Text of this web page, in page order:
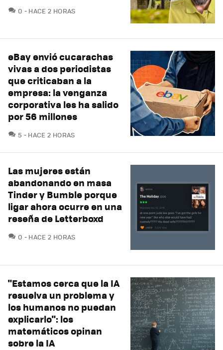
0 COMENTARIOS
HACE 2 HORAS
eBay envió cucarachas
vivas a dos periodistas
que criticaban a la
empresa: la venganza
corporativa les ha salido
por 56 millones
5 COMENTARIOS
HACE 2 HORAS
Las mujeres están
abandonando en masa
Tinder y Bumble porque
ligar ahora ocurre en una
reseña de Letterboxd
0 COMENTARIOS
HACE 2 HORAS
"Estamos cerca que la IA
resuelva un problema y
los humanos no puedan
explicarlo": los
matemáticos opinan
sobre la IA